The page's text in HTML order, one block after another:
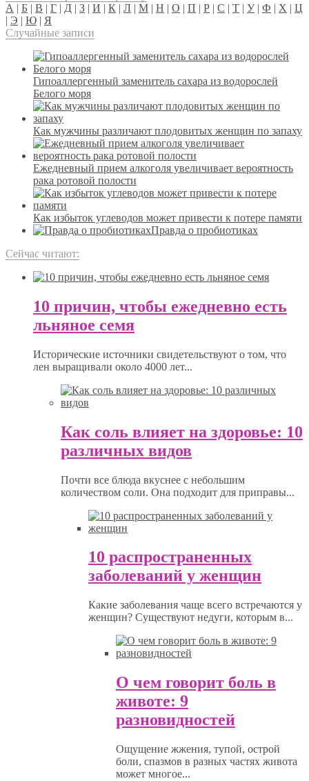
А | Б | В | Г | Д | З | И | К | Л | М | Н | О | П | Р | С | Т | У| Ф | Х | Ц
| Э | Ю | Я
Случайные записи
Гипоаллергенный заменитель сахара из водорослей
Белого моря
Как мужчины различают плодовитых женщин по запаху
Ежедневный прием алкоголя увеличивает вероятность
рака ротовой полости
Как избыток углеводов может привести к потере памяти
Правда о пробиотиках
Сейчас читают:
10 причин, чтобы ежедневно есть
льняное семя
Исторические источники свидетельствуют о том, что
лен выращивали около 4000 лет...
Как соль влияет на здоровье: 10
различных видов
Почти все блюда вкуснее с небольшим
количеством соли. Она подходит для приправы...
10 распространенных
заболеваний у женщин
Какие заболевания чаще всего встречаются у
женщин? Существуют недуги, которым в...
О чем говорит боль в
животе: 9
разновидностей
Ощущение жжения, тупой, острой
боли, спазмов в разных частях живота
может многое...